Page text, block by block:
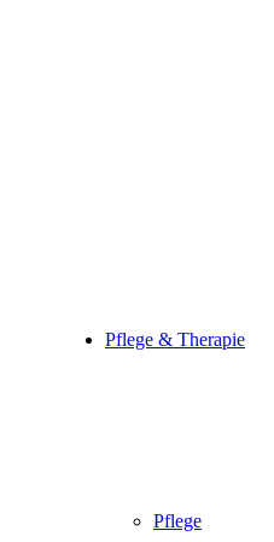
Pflege & Therapie
Pflege